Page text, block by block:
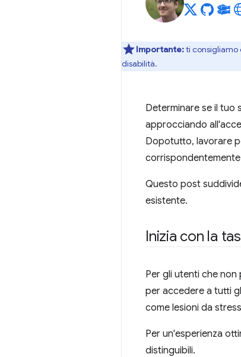
Importante:ti consigliamo
disabilità.
Determinare se il tuo
approcciando
Dopotutto, lavorare
Questo post
esistente.
Inizia con la
Per gli utenti che
per accedere a tutti
come lesioni da
Per un'esperienza
distinguibili.